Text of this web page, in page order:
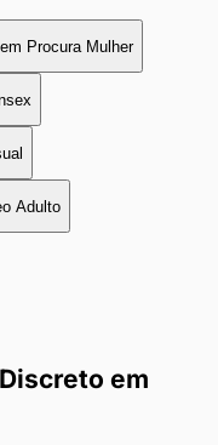
Procura Mulher
Adulto
em